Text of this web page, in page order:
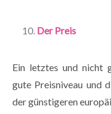
Der Preis
Ein letztes und nicht
gute Preisniveau und
der günstigeren